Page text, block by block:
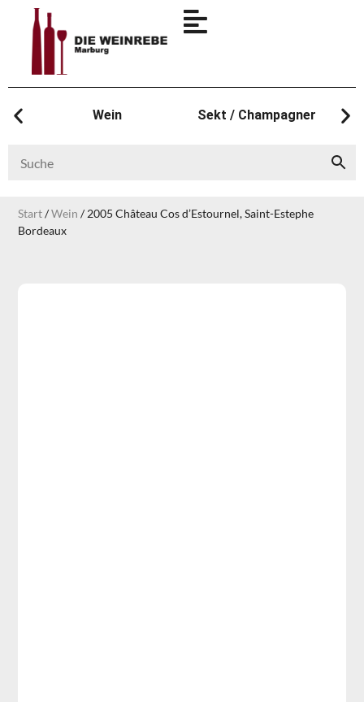
Wein Sekt / Champagner
Start/Wein / 2005 Château Cos d’Estournel, Saint-Estephe
Bordeaux